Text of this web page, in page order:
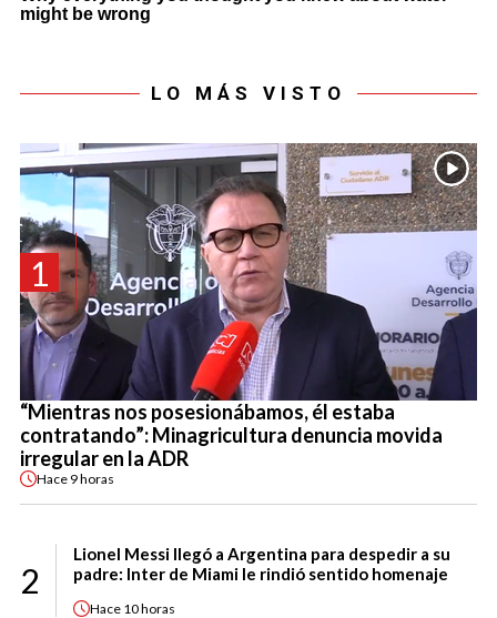
LO MÁS VISTO
1
“Mientras nos posesionábamos, él estaba
contratando”: Minagricultura denuncia movida
irregular en la ADR
Hace 9 horas
2
Lionel Messi llegó a Argentina para despedir a su
padre: Inter de Miami le rindió sentido homenaje
Hace 10 horas